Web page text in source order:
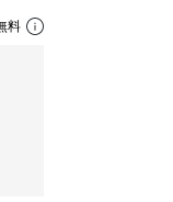
料